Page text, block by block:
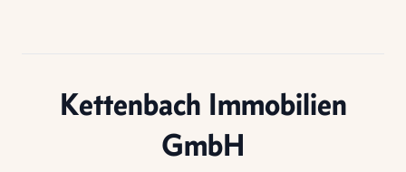
Kettenbach Immobilien
GmbH